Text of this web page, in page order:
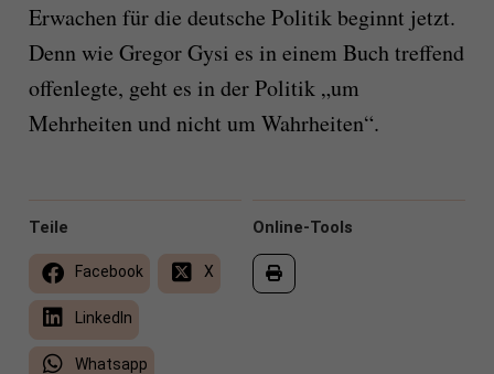
Erwachen für die deutsche Politik beginnt jetzt.
Denn wie Gregor Gysi es in einem Buch treffend
offenlegte, geht es in der Politik „um
Mehrheiten und nicht um Wahrheiten“.
Online-Tools
Teile
Facebook X
LinkedIn
Whatsapp